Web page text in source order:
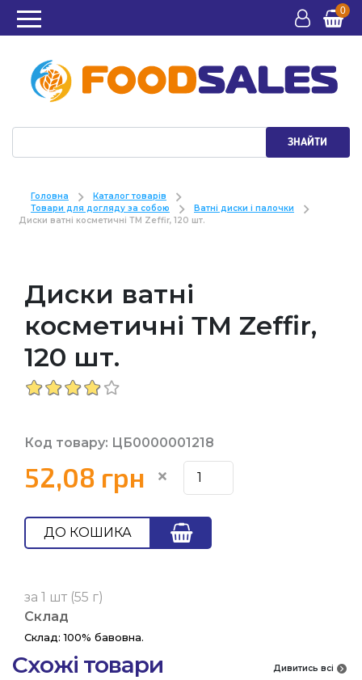
0
ЗНАЙТИ
Головна
Каталог товарів
Товари для догляду за собою
Ватні диски і палочки
Диски ватні косметичні ТМ Zeffir, 120 шт.
Диски ватні
косметичні ТМ Zeffir,
120 шт.
Код товару: ЦБ0000001218
52,08 грн
ДО КОШИКА
за 1 шт (55 г)
Склад
Склад: 100% бавовна.
Схожі товари Дивитись всі